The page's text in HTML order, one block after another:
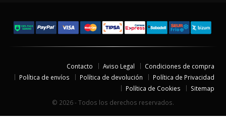
Contacto Aviso Legal
Condiciones de compra
Política de envíos
Política de devolución
Política de Privacidad
Política de Cookies
Sitemap
© 2026 - Todos los derechos reservados.